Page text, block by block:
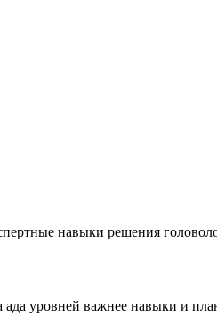
навыки решения
уровней важнее навыки и